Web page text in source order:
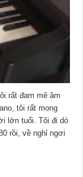
rất đam mê âm
tôi rất mong
lớn tuổi. Tôi đi dò
rồi, về nghỉ ngơi